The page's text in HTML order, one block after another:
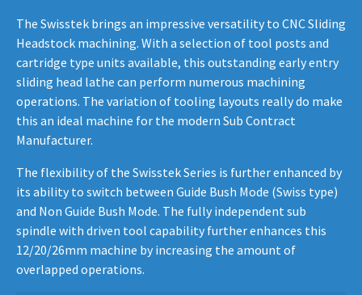
The Swisstek brings an impressive versatility to CNC Sliding
Headstock machining. With a selection of tool posts and
cartridge type units available, this outstanding early entry
sliding head lathe can perform numerous machining
operations. The variation of tooling layouts really do make
this an ideal machine for the modern Sub Contract
Manufacturer.
The flexibility of the Swisstek Series is further enhanced by
its ability to switch between Guide Bush Mode (Swiss type)
and Non Guide Bush Mode. The fully independent sub
spindle with driven tool capability further enhances this
12/20/26mm machine by increasing the amount of
overlapped operations.